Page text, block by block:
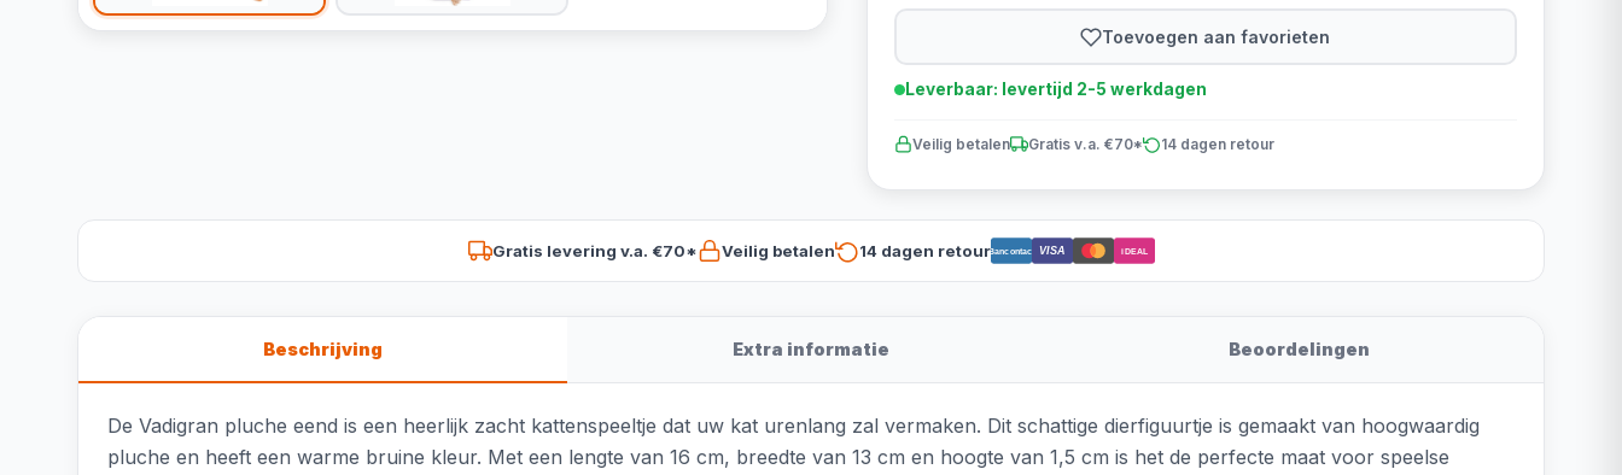
Toevoegen aan favorieten
Leverbaar: levertijd 2-5 werkdagen
Veilig betalen Gratis v.a. €70* 14 dagen retour
Gratis levering v.a. €70* Veilig betalen 14 dagen retourBancontact VISA iDEAL
Beschrijving Extra informatie Beoordelingen
De Vadigran pluche eend is een heerlijk zacht kattenspeeltje dat uw kat urenlang zal vermaken. Dit schattige dierfiguurtje is gemaakt van hoogwaardig
pluche en heeft een warme bruine kleur. Met een lengte van 16 cm, breedte van 13 cm en hoogte van 1,5 cm is het de perfecte maat voor speelse